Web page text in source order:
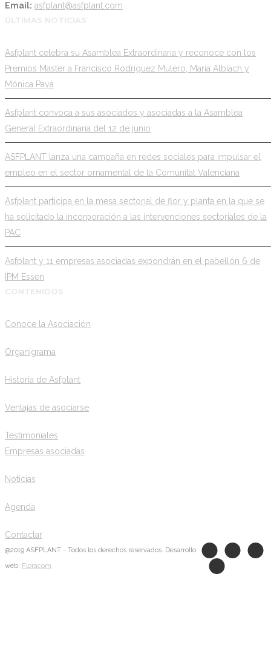
Email: asfplant@asfplant.com
Asfplant celebra su Asamblea Extraordinaria y reconoce con los
Premios Master a Francisco Rodríguez Mulero, Maria Albiach y
Mónica Payà
Asfplant convoca a sus asociados y asociadas a la Asamblea
General Extraordinaria del 12 de junio
ASFPLANT lanza una campaña en redes sociales para impulsar el
empleo en el sector ornamental de la Comunitat Valenciana
Asfplant participa en la mesa sectorial de flor y planta en la que se
ha solicitado la incorporación a las intervenciones sectoriales de la
PAC
Asfplant y 11 empresas asociadas expondrán en el pabellón 6 de
IPM Essen
Conoce la Asociación
Organigrama
Historia de Asfplant
Ventajas de asociarse
Testimoniales
Empresas asociadas
Noticias
Agenda
Contactar
@2019 ASFPLANT - Todos los derechos reservados. Desarrollo
web: Floracom